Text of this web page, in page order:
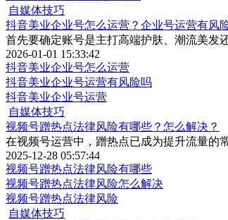
自媒体技巧
抖音美业企业号怎么运营？企业号运营有风
首先要确定账号是主打高端护肤、潮流美发
2026-01-01 15:33:42
抖音美业企业号怎么运营
抖音美业企业号运营有风险吗
抖音美业企业号运营
自媒体技巧
视频号蹭热点法律风险有哪些？怎么解决？
在视频号运营中，蹭热点已成为提升流量的
2025-12-28 05:57:44
视频号蹭热点法律风险有哪些
视频号蹭热点法律风险怎么解决
视频号蹭热点法律风险
自媒体技巧